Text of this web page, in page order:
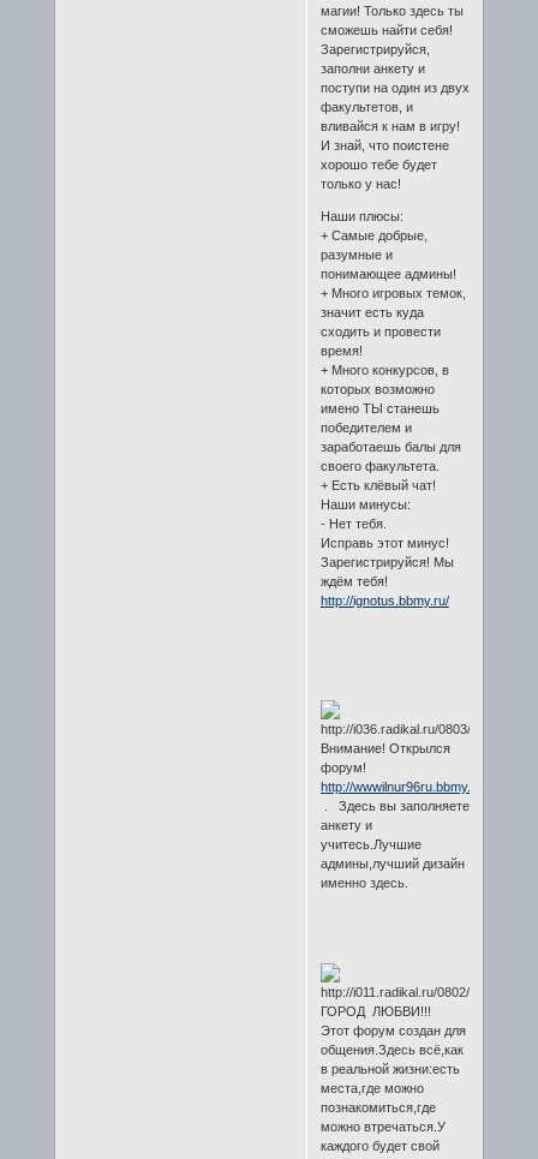
магии! Только здесь ты
сможешь найти себя!
Зарегистрируйся,
заполни анкету и
поступи на один из двух
факультетов, и
вливайся к нам в игру!
И знай, что поистене
хорошо тебе будет
только у нас!
Наши плюсы:
+ Самые добрые,
разумные и
понимающее админы!
+ Много игровых темок,
значит есть куда
сходить и провести
время!
+ Много конкурсов, в
которых возможно
имено ТЫ станешь
победителем и
заработаешь балы для
своего факультета.
+ Есть клёвый чат!
Наши минусы:
- Нет тебя.
Исправь этот минус!
Зарегистрируйся! Мы
ждём тебя!
http://ignotus.bbmy.ru/
Внимание! Открылся
форум!
http://wwwilnur96ru.bbmy.ru/
. Здесь вы заполняете
анкету и
учитесь.Лучшие
админы,лучший дизайн
именно здесь.
ГОРОД ЛЮБВИ!!!
Этот форум создан для
общения.Здесь всё,как
в реальной жизни:есть
места,где можно
познакомиться,где
можно втречаться.У
каждого будет свой